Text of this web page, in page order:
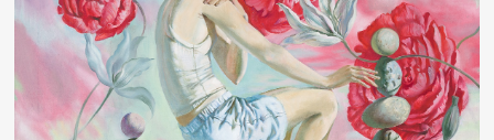
Каталог Художники
О нас Услуги